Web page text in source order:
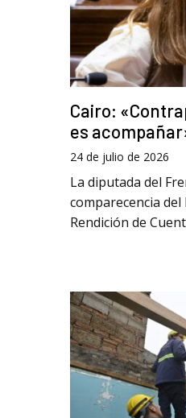
Cairo:
es
24 de julio de 2026
La diputada del
comparecencia
Rendición de